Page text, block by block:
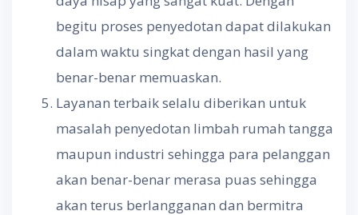
begitu proses penyedotan dapat dilakukan
dalam waktu singkat dengan hasil yang
benar-benar memuaskan.
Layanan terbaik selalu diberikan untuk
masalah penyedotan limbah rumah tangga
maupun industri sehingga para pelanggan
akan benar-benar merasa puas sehingga
akan terus berlangganan dan bermitra